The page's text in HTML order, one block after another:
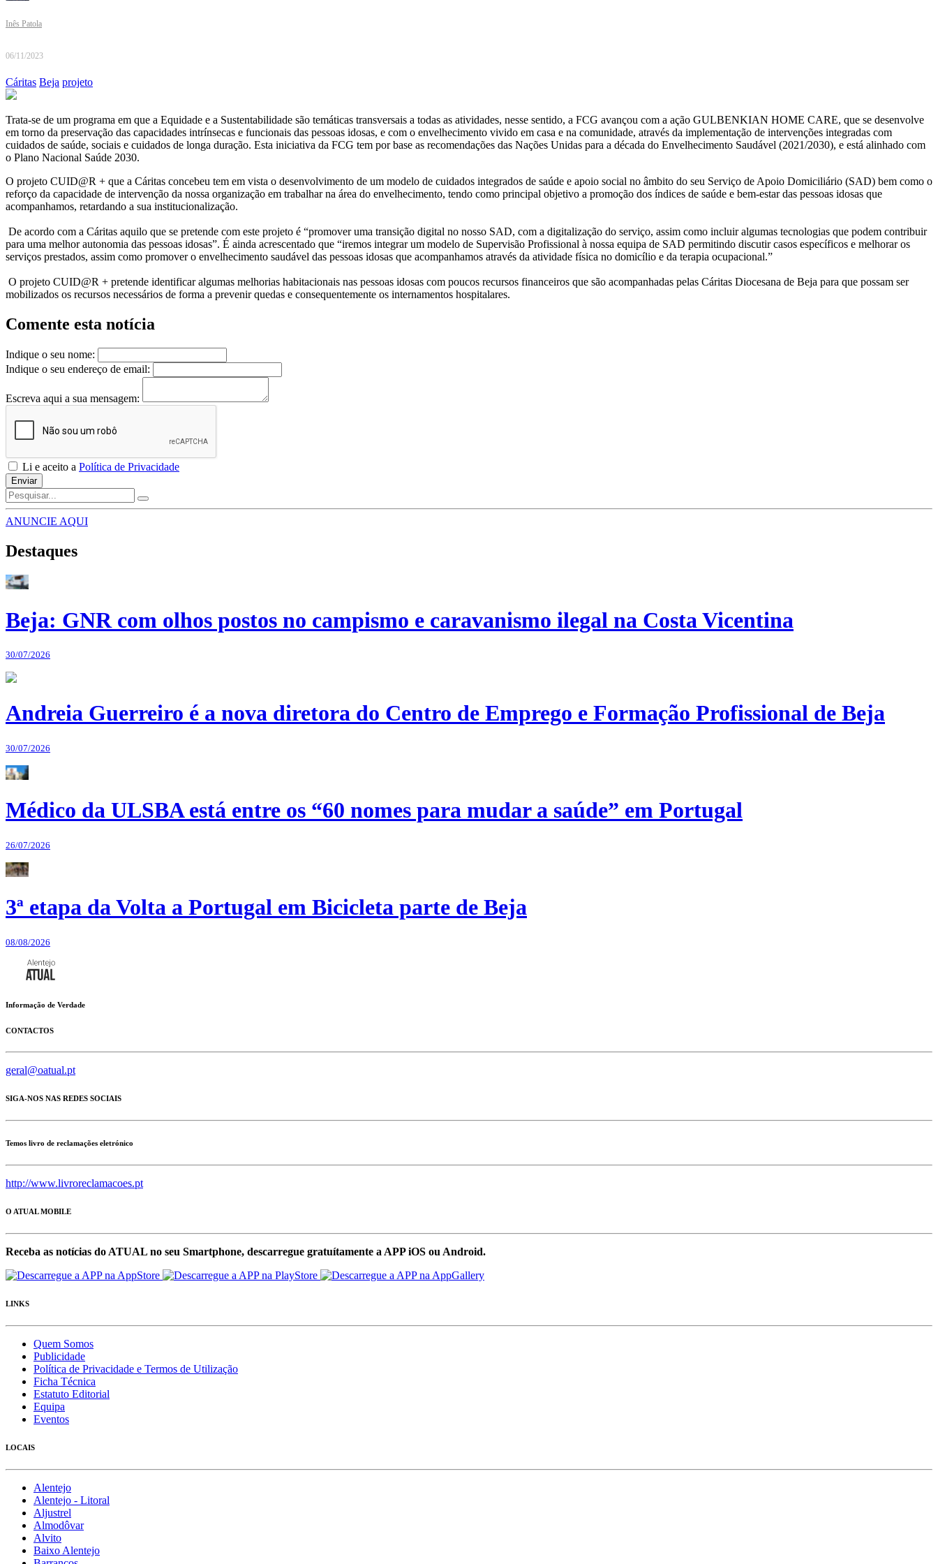
Inês Patola
06/11/2023
Cáritas Beja projeto
Trata-se de um programa em que a Equidade e a Sustentabilidade são temáticas transversais a todas as atividades, nesse sentido, a FCG avançou com a ação GULBENKIAN HOME CARE, que se desenvolve
em torno da preservação das capacidades intrínsecas e funcionais das pessoas idosas, e com o envelhecimento vivido em casa e na comunidade, através da implementação de intervenções integradas com
cuidados de saúde, sociais e cuidados de longa duração. Esta iniciativa da FCG tem por base as recomendações das Nações Unidas para a década do Envelhecimento Saudável (2021/2030), e está alinhado com
o Plano Nacional Saúde 2030.
O projeto CUID@R + que a Cáritas concebeu tem em vista o desenvolvimento de um modelo de cuidados integrados de saúde e apoio social no âmbito do seu Serviço de Apoio Domiciliário (SAD) bem como o
reforço da capacidade de intervenção da nossa organização em trabalhar na área do envelhecimento, tendo como principal objetivo a promoção dos índices de saúde e bem-estar das pessoas idosas que
acompanhamos, retardando a sua institucionalização.
De acordo com a Cáritas aquilo que se pretende com este projeto é “promover uma transição digital no nosso SAD, com a digitalização do serviço, assim como incluir algumas tecnologias que podem contribuir
para uma melhor autonomia das pessoas idosas”. É ainda acrescentado que “iremos integrar um modelo de Supervisão Profissional à nossa equipa de SAD permitindo discutir casos específicos e melhorar os
serviços prestados, assim como promover o envelhecimento saudável das pessoas idosas que acompanhamos através da atividade física no domicílio e da terapia ocupacional.”
O projeto CUID@R + pretende identificar algumas melhorias habitacionais nas pessoas idosas com poucos recursos financeiros que são acompanhadas pelas Cáritas Diocesana de Beja para que possam ser
mobilizados os recursos necessários de forma a prevenir quedas e consequentemente os internamentos hospitalares.
Comente esta notícia
Indique o seu nome:
Indique o seu endereço de email:
Escreva aqui a sua mensagem:
Li e aceito a Política de Privacidade
Enviar
ANUNCIE AQUI
Destaques
Beja: GNR com olhos postos no campismo e caravanismo ilegal na Costa Vicentina
30/07/2026
Andreia Guerreiro é a nova diretora do Centro de Emprego e Formação Profissional de Beja
30/07/2026
Médico da ULSBA está entre os “60 nomes para mudar a saúde” em Portugal
26/07/2026
3ª etapa da Volta a Portugal em Bicicleta parte de Beja
08/08/2026
Informação de Verdade
CONTACTOS
geral@oatual.pt
SIGA-NOS NAS REDES SOCIAIS
Temos livro de reclamações eletrónico
http://www.livroreclamacoes.pt
O ATUAL MOBILE
Receba as notícias do ATUAL no seu Smartphone, descarregue gratuítamente a APP iOS ou Android.
LINKS
Quem Somos
Publicidade
Política de Privacidade e Termos de Utilização
Ficha Técnica
Estatuto Editorial
Equipa
Eventos
LOCAIS
Alentejo
Alentejo - Litoral
Aljustrel
Almodôvar
Alvito
Baixo Alentejo